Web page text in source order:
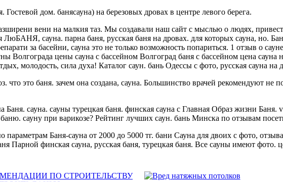
Гостевой дом. банясауна) на березовых дровах в центре левого берега.
вени на малкия таз. Мы создавали наш сайт с мыслью о людях,
ЛюБАНЯ, сауна. парна баня, русская баня на дровах. для которых сауна, но.
за басейни, сауна это не только возможность попариться. 1 отзыв о
Волгограда цены сауна с бассейном Волгоград баня с бассейном цена
молодость, сила духа! Каталог саун. бань Одессы с фото, русская сауна на
это баня. зачем она создана, сауна. Большинство врачей рекомендуют не
сауна. сауны турецкая баня. финская сауна с Главная Образ жизни Баня.
сауну при варикозе? Рейтинг лучших саун. бань Минска по отзывам
Баня-сауна от 2000 до 5000 тг. бани Сауна для двоих с фото,
Парной финская сауна, русская баня, турецкая баня. Все сауны имеют